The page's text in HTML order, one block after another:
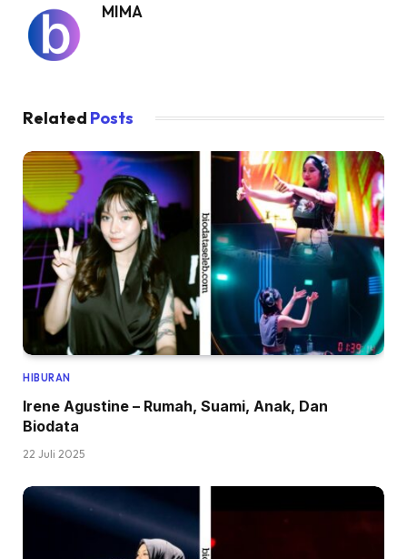
MIMA
Related Posts
HIBURAN
Irene Agustine – Rumah, Suami, Anak, Dan
Biodata
22 Juli 2025